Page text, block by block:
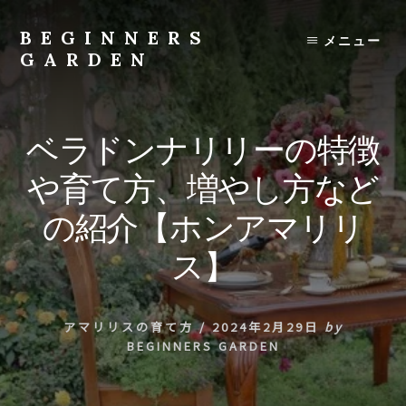
content
BEGINNERS
GARDEN
物
の
種
類
や
育
て
方
の
紹
介
を
行
い
メニュー
ベラドンナリリーの特徴
や育て方、増やし方など
の紹介【ホンアマリリ
ス】
アマリリスの育て方/ 2024年2月29日 by
BEGINNERS GARDEN